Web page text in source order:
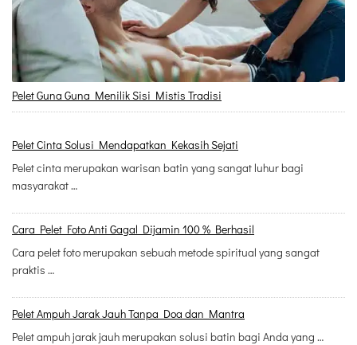
Pelet Guna Guna Menilik Sisi Mistis Tradisi
Pelet Cinta Solusi Mendapatkan Kekasih Sejati
Pelet cinta merupakan warisan batin yang sangat luhur bagi
masyarakat …
Cara Pelet Foto Anti Gagal Dijamin 100 % Berhasil
Cara pelet foto merupakan sebuah metode spiritual yang sangat
praktis …
Pelet Ampuh Jarak Jauh Tanpa Doa dan Mantra
Pelet ampuh jarak jauh merupakan solusi batin bagi Anda yang …